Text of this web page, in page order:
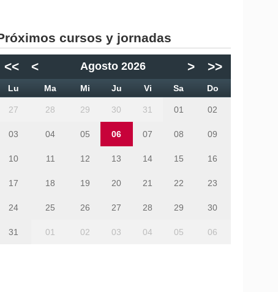
cursos y jornadas
<< < Agosto 2026 > >>
Lu Ma Mi Ju Vi Sa Do
27 28 29 30 31 01 02
03 04 05 06 07 08 09
10 11 12 13 14 15 16
17 18 19 20 21 22 23
24 25 26 27 28 29 30
31 01 02 03 04 05 06